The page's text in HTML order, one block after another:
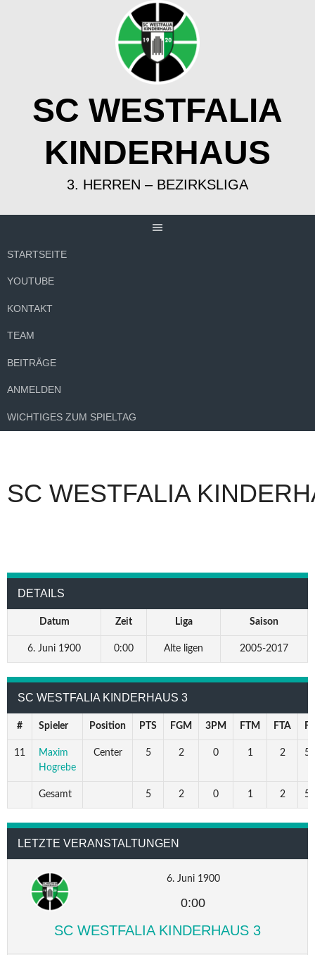
SC WESTFALIA
KINDERHAUS
3. HERREN – BEZIRKSLIGA
STARTSEITE
YOUTUBE
KONTAKT
TEAM
BEITRÄGE
ANMELDEN
WICHTIGES ZUM SPIELTAG
SC WESTFALIA
DETAILS
Datum Zeit Liga Saison
6. Juni 1900 0:00 Alte ligen 2005-2017
SC WESTFALIA KINDERHAUS 3
# Spieler Position PTS FGM 3PM FTM FTA
11
Maxim
Hogrebe
Center 5 2 0 1 2
Gesamt 5 2 0 1 2
LETZTE VERANSTALTUNGEN
6. Juni 1900
0:00
SC WESTFALIA KINDERHAUS 3